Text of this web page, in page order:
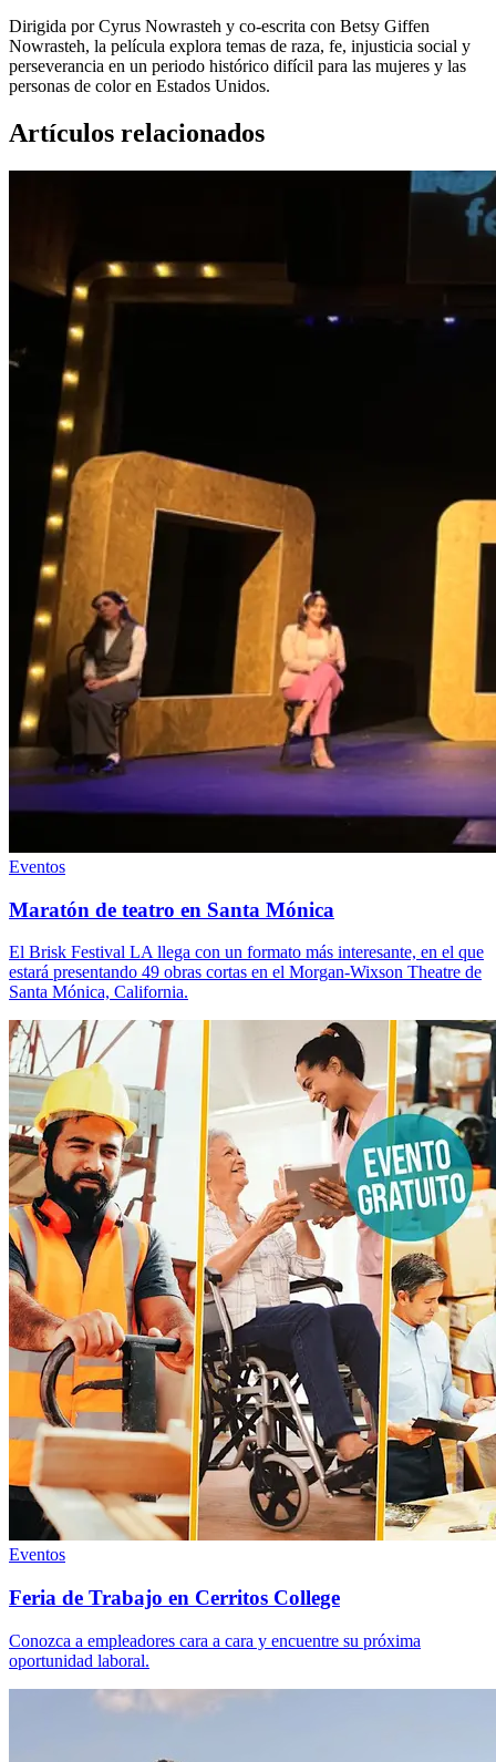
Dirigida por Cyrus Nowrasteh y co-escrita con Betsy Giffen
Nowrasteh, la película explora temas de raza, fe, injusticia social y
perseverancia en un periodo histórico difícil para las mujeres y las
personas de color en Estados Unidos.
Artículos relacionados
Eventos
Maratón de teatro en Santa Mónica
El Brisk Festival LA llega con un formato más interesante, en el que
estará presentando 49 obras cortas en el Morgan-Wixson Theatre de
Santa Mónica, California.
Eventos
Feria de Trabajo en Cerritos College
Conozca a empleadores cara a cara y encuentre su próxima
oportunidad laboral.